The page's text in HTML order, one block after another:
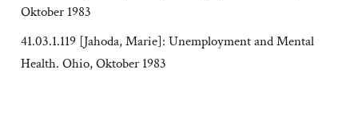
Oktober 1983
41.03.1.119 [Jahoda, Marie]: Unemployment and Mental
Health. Ohio, Oktober 1983